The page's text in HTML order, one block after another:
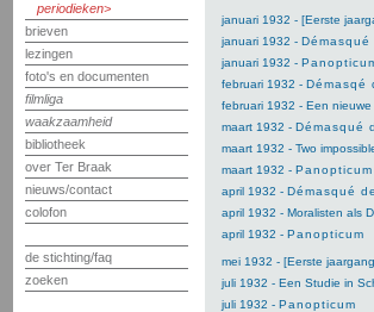
periodieken
brieven
lezingen
foto's en documenten
filmliga
waakzaamheid
bibliotheek
over Ter Braak
nieuws/contact
colofon
de stichting/faq
zoeken
januari 1932 - [Eerste
januari 1932 -
januari 1932 -
februari 1932 - Démasqé
februari 1932 - Een
maart 1932 - Démasqué
maart 1932 - Two
maart 1932 - Panopticum
april 1932 - Démasqué
april 1932 - Moralisten als
april 1932 - Panopticum
mei 1932 - [Eerste
juli 1932 - Een Studie in
juli 1932 - Panopticum